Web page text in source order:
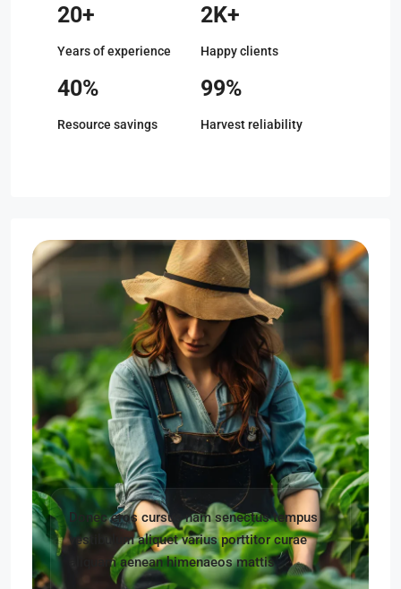
20+
Years of experience
2K+
Happy clients
40%
Resource savings
99%
Harvest reliability
Donec eros cursus nam senectus tempus
vestibulum aliquet varius porttitor curae
aliquam aenean himenaeos mattis